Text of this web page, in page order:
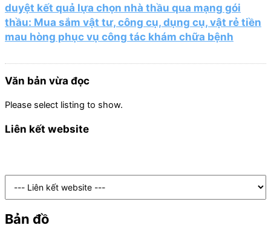
duyệt kết quả lựa chọn nhà thầu qua mạng gói
thầu: Mua sắm vật tư, công cụ, dụng cụ, vật rẻ tiền
mau hòng phục vụ công tác khám chữa bệnh
Văn bản vừa đọc
Please select listing to show.
Liên kết website
Bản đồ